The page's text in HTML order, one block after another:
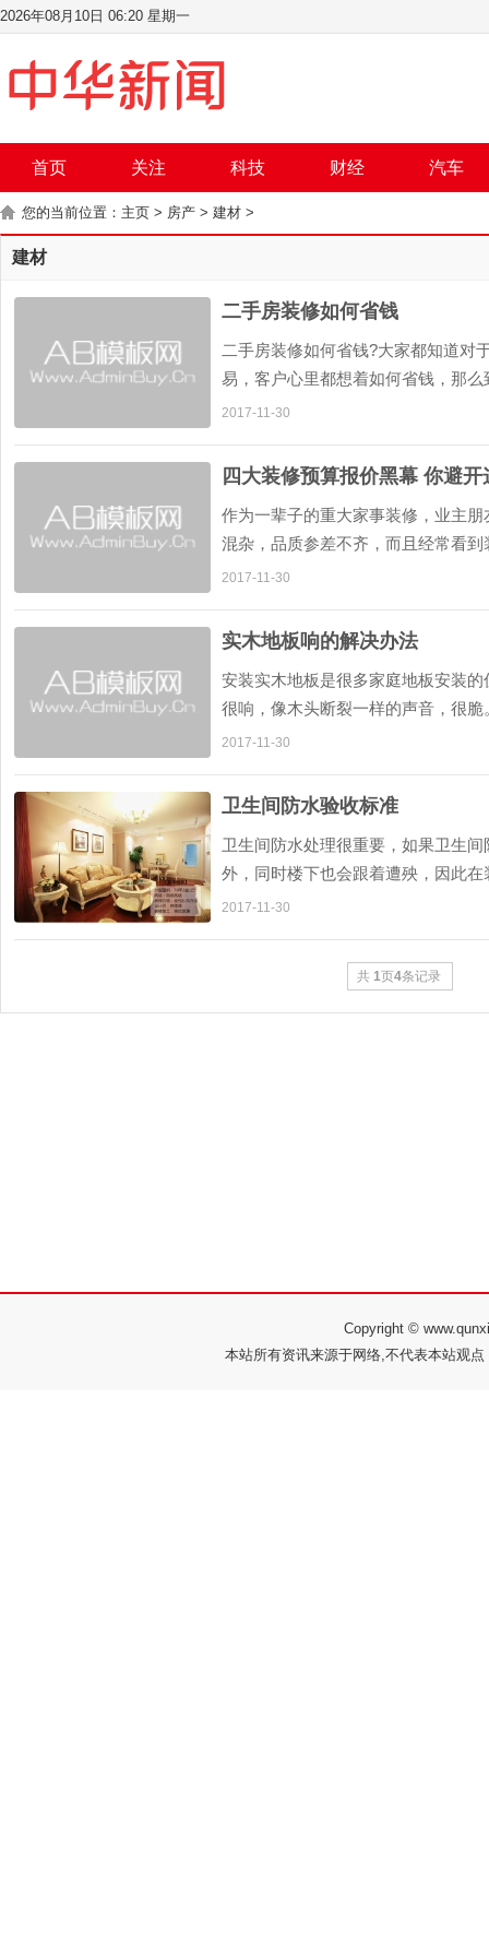
2026年08月10日 06:20 星期一
首页 关注 科技 财经 汽车
您的当前位置： 主页 > 房产 > 建材 >
建材
二手房装修如何省钱
二手房装修如何省钱?大家都知道对
易，客户心里都想着如何省钱，那
目的呢，下面为您分享二手房装修
2017-11-30
四大装修预算报价黑幕 你避
作为一辈子的重大家事装修，业主
混杂，品质参差不齐，而且经常看
见的家装陷阱就是各位业主朋友们
2017-11-30
实木地板响的解决办法
安装实木地板是很多家庭地板安装
很响，像木头断裂一样的声音，很
解决办法： 1、地面不平 实木地板
2017-11-30
卫生间防水验收标准
卫生间防水处理很重要，如果卫生
外，同时楼下也会跟着遭殃，因此
水的闭水试验，而卫生间施工完毕
2017-11-30
共1页4条记录
Copyright ©
本站所有资讯来源于网络,不代表本站观